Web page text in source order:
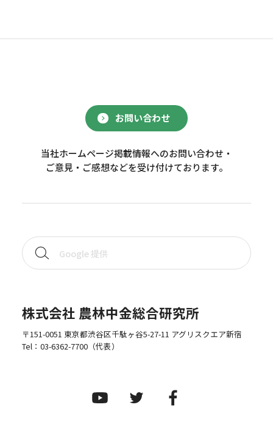
お問い合わせ
当社ホームページ掲載情報へのお問い合わせ・
ご意見・ご感想などを受け付けております。
株式会社 農林中金総合研究所
〒151-0051 東京都渋谷区千駄ヶ谷5-27-11 アグリスクエア新宿
Tel： 03-6362-7700（代表）